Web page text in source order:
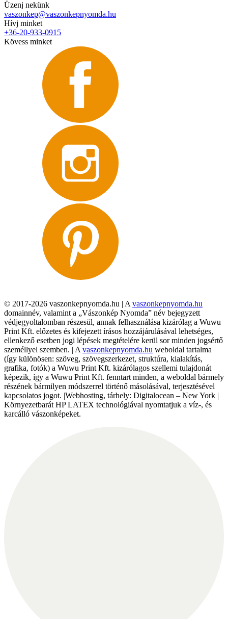
Üzenj nekünk
vaszonkep@vaszonkepnyomda.hu
Hívj minket
+36-20-933-0915
Kövess minket
© 2017-2026 vaszonkepnyomda.hu | A vaszonkepnyomda.hu
domainnév, valamint a „Vászonkép Nyomda” név bejegyzett
védjegyoltalomban részesül, annak felhasználása kizárólag a Wuwu
Print Kft. előzetes és kifejezett írásos hozzájárulásával lehetséges,
ellenkező esetben jogi lépések megtételére kerül sor minden jogsértő
személlyel szemben. | A vaszonkepnyomda.hu weboldal tartalma
(így különösen: szöveg, szövegszerkezet, struktúra, kialakítás,
grafika, fotók) a Wuwu Print Kft. kizárólagos szellemi tulajdonát
képezik, így a Wuwu Print Kft. fenntart minden, a weboldal bármely
részének bármilyen módszerrel történő másolásával, terjesztésével
kapcsolatos jogot. |Webhosting, tárhely: Digitalocean – New York |
Környezetbarát HP LATEX technológiával nyomtatjuk a víz-, és
karcálló vászonképeket.